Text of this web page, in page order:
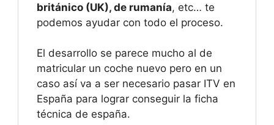
británico (UK), de rumanía, etc… te
podemos ayudar con todo el proceso.
El desarrollo se parece mucho al de
matricular un coche nuevo pero en un
caso así va a ser necesario pasar ITV en
España para lograr conseguir la ficha
técnica de españa.